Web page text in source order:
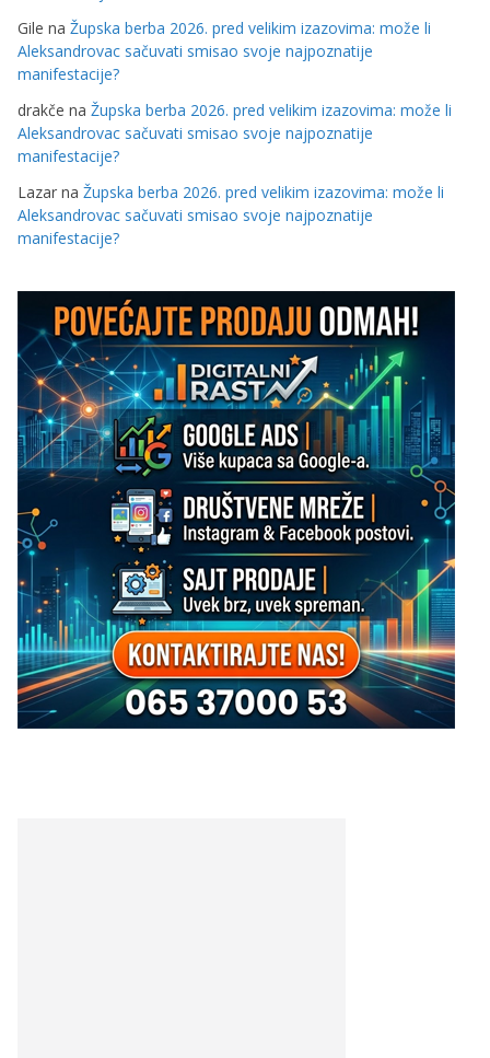
Gile na Župska berba 2026. pred velikim izazovima: može li
Aleksandrovac sačuvati smisao svoje najpoznatije
manifestacije?
drakče na Župska berba 2026. pred velikim izazovima: može li
Aleksandrovac sačuvati smisao svoje najpoznatije
manifestacije?
Lazar na Župska berba 2026. pred velikim izazovima: može li
Aleksandrovac sačuvati smisao svoje najpoznatije
manifestacije?